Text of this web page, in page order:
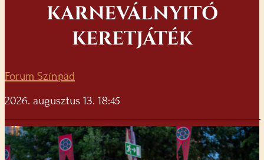
KARNEVÁLNYITÓ
KERETJÁTÉK
Forum Színpad
2026. augusztus 13. 18:45